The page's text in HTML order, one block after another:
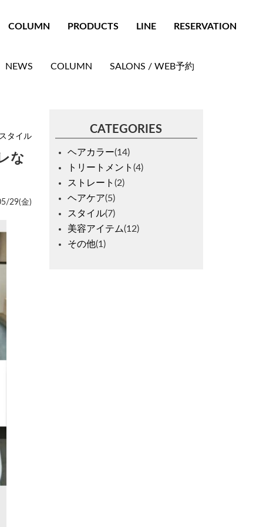
COLUMN PRODUCTS LINE RESERVATION
NEWS COLUMN SALONS / WEB予約
タイル
な
29(金)
CATEGORIES
ヘアカラー(14)
トリートメント (4)
ストレート (2)
ヘアケア(5)
スタイル(7)
美容アイテム(12)
その他(1)